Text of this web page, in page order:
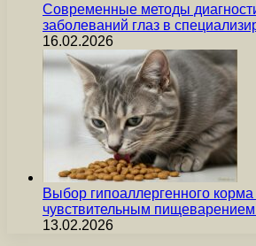
Современные методы
заболеваний глаз в
16.02.2026
Выбор гипоаллергенного
чувствительным
13.02.2026